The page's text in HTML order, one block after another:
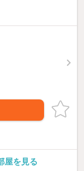
屋を見る